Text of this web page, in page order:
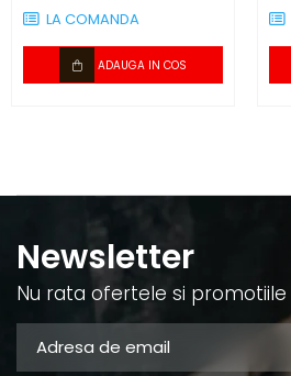
LA COMANDA
ADAUGA IN COS
Newsletter
Nu rata ofertele si